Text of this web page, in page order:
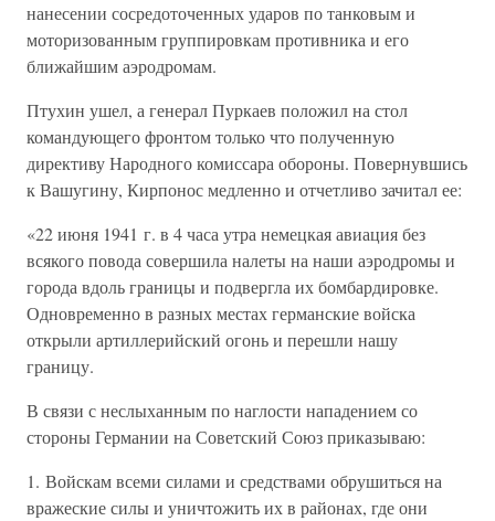
нанесении сосредоточенных ударов по танковым и
моторизованным группировкам противника и его
ближайшим аэродромам.
Птухин ушел, а генерал Пуркаев положил на стол
командующего фронтом только что полученную
директиву Народного комиссара обороны. Повернувшись
к Вашугину, Кирпонос медленно и отчетливо зачитал ее:
«22 июня 1941 г. в 4 часа утра немецкая авиация без
всякого повода совершила налеты на наши аэродромы и
города вдоль границы и подвергла их бомбардировке.
Одновременно в разных местах германские войска
открыли артиллерийский огонь и перешли нашу
границу.
В связи с неслыханным по наглости нападением со
стороны Германии на Советский Союз приказываю:
1. Войскам всеми силами и средствами обрушиться на
вражеские силы и уничтожить их в районах, где они